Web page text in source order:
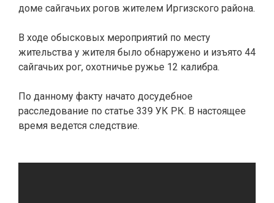
доме сайгачьих рогов жителем Иргизского района.
В ходе обысковых мероприятий по месту
жительства у жителя было обнаружено и изъято 44
сайгачьих рог, охотничье ружье 12 калибра.
По данному факту начато досудебное
расследование по статье 339 УК РК. В настоящее
время ведется следствие.